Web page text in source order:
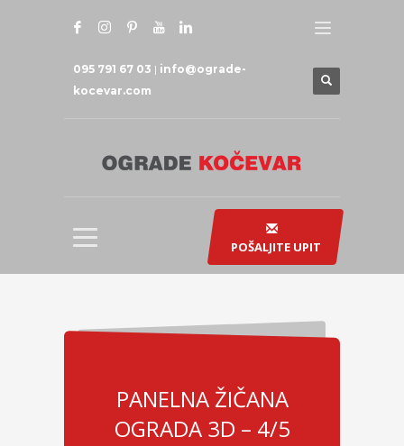
095 791 67 03 | info@ograde-
kocevar.com
POŠALJITE UPIT
PANELNA ŽIČANA
OGRADA 3D – 4/5